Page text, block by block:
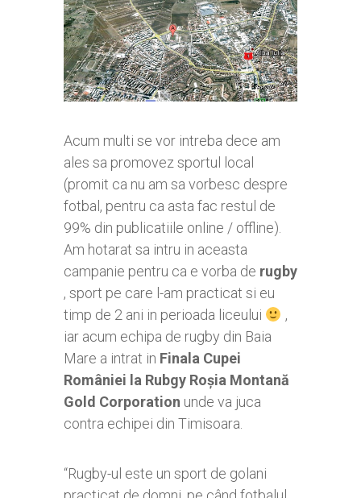
Acum multi se vor intreba dece am
ales sa promovez sportul local
(promit ca nu am sa vorbesc despre
fotbal, pentru ca asta fac restul de
99% din publicatiile online / offline).
Am hotarat sa intru in aceasta
campanie pentru ca e vorba de rugby
, sport pe care l-am practicat si eu
timp de 2 ani in perioada liceului
,
iar acum echipa de rugby din Baia
Mare a intrat in Finala Cupei
României la Rubgy Roșia Montană
Gold Corporation unde va juca
contra echipei din Timisoara.
“Rugby-ul este un sport de golani